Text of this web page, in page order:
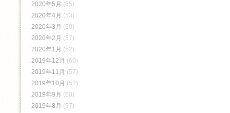
2020年5月 (65)
2020年4月 (53)
2020年3月 (60)
2020年2月 (57)
2020年1月 (52)
2019年12月 (60)
2019年11月 (57)
2019年10月 (52)
2019年9月 (60)
2019年8月 (57)